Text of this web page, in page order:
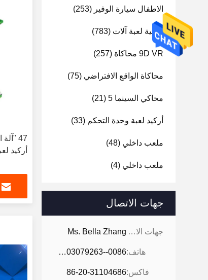
الاطفال سيارة الوفير (253)
تسلية لعبة آلات (783)
9D VR محاكاة (257)
محاكاة الواقع الافتراضي (75)
محاكي السينما 5 (21)
أركيد لعبة وحدة التحكم (33)
ملعب داخلي (48)
ملعب داخلي (4)
جهات الاتصال
جهات الاتصال: Ms. Bella Zhang
هاتف: 0086--13903079263
فاكس:86-20-31104686
47
أركيد